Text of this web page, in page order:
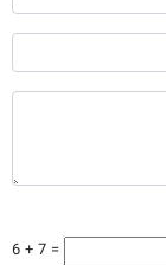
6 + 7 =